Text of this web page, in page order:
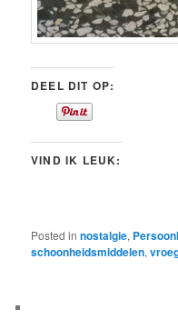
DEEL DIT OP:
VIND IK LEUK:
Posted in nostalgie,
schoonheidsmiddelen,